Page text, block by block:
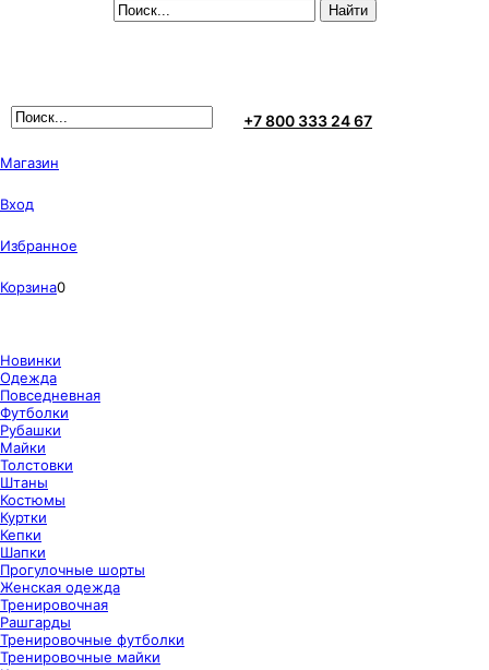
+7 800 333 24 67
Магазин
Вход
Избранное
Корзина0
Новинки
Одежда
Повседневная
Футболки
Рубашки
Майки
Толстовки
Штаны
Костюмы
Куртки
Кепки
Шапки
Прогулочные шорты
Женская одежда
Тренировочная
Рашгарды
Тренировочные футболки
Тренировочные майки